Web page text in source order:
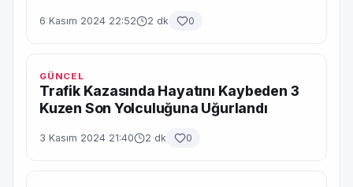
6 Kasım 2024 22:52 2 dk 0
GÜNCEL
Trafik Kazasında Hayatını Kaybeden 3
Kuzen Son Yolculuğuna Uğurlandı
3 Kasım 2024 21:40 2 dk 0